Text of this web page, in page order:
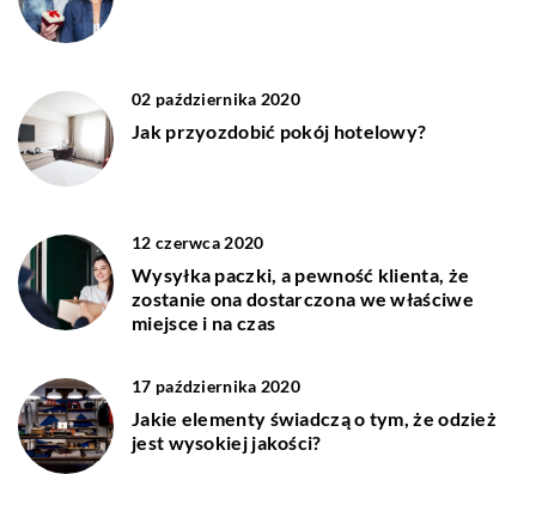
02 października 2020
Jak przyozdobić pokój hotelowy?
12 czerwca 2020
Wysyłka paczki, a pewność klienta, że
zostanie ona dostarczona we właściwe
miejsce i na czas
17 października 2020
Jakie elementy świadczą o tym, że odzież
jest wysokiej jakości?